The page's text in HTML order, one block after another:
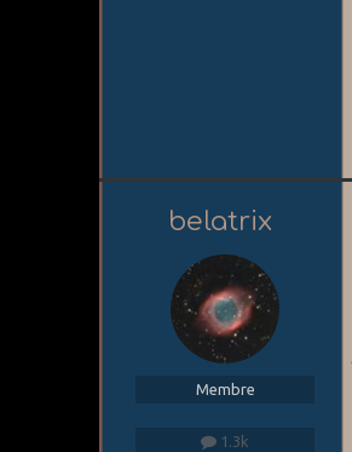
belatrix
Membre
1.3k